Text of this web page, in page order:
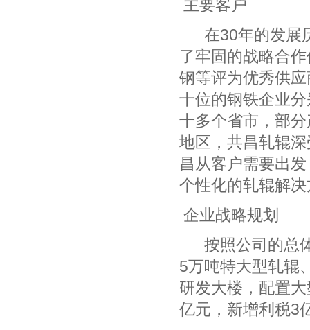
主要客户
在30年的发展
了牢固的战略合
钢等评为优秀供
十位的钢铁企业
十多个省市，部
地区，共昌轧辊
昌从客户需要出
个性化的轧辊解
企业战略规划
按照公司的总体
5万吨特大型轧辊
研发大楼，配置
亿元，新增利税3